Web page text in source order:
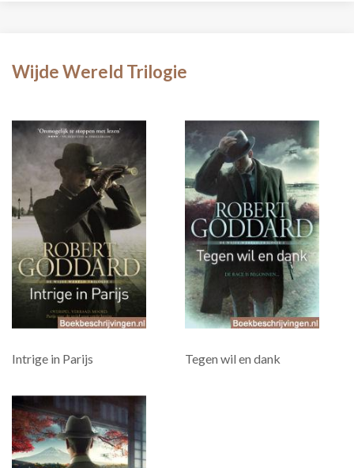
Wijde Wereld Trilogie
Intrige in Parijs Tegen wil en dank